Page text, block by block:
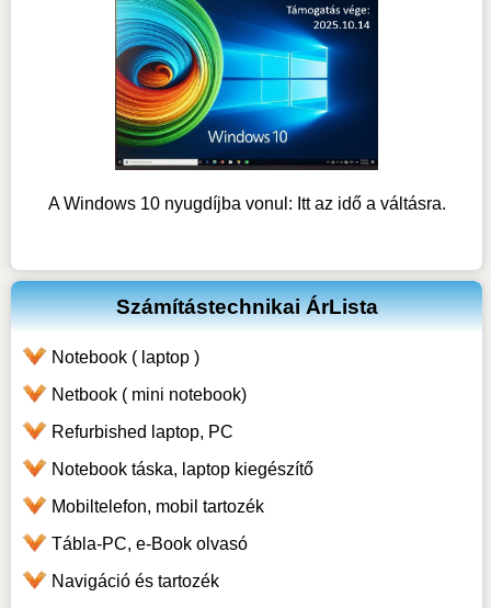
A Windows 10 nyugdíjba vonul: Itt az idő a váltásra.
Számítástechnikai ÁrLista
Notebook ( laptop )
Netbook ( mini notebook)
Refurbished laptop, PC
Notebook táska, laptop kiegészítő
Mobiltelefon, mobil tartozék
Tábla-PC, e-Book olvasó
Navigáció és tartozék